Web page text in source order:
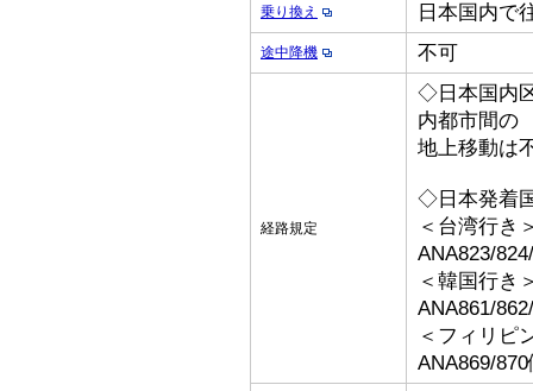
乗り換え 日本国内で
途中降機 不可
経路規定
◇日本国内
内都市間の
地上移動は
◇日本発着
＜台湾行き
ANA823/
＜韓国行き
ANA861/
＜フィリピ
ANA869/